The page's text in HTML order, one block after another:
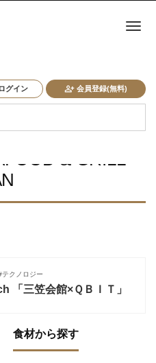
ログイン 会員登録(無料)
ナ
& GRILL
テクノロジー
「三笠会館×ＱＢＩＴ」
食材から探す